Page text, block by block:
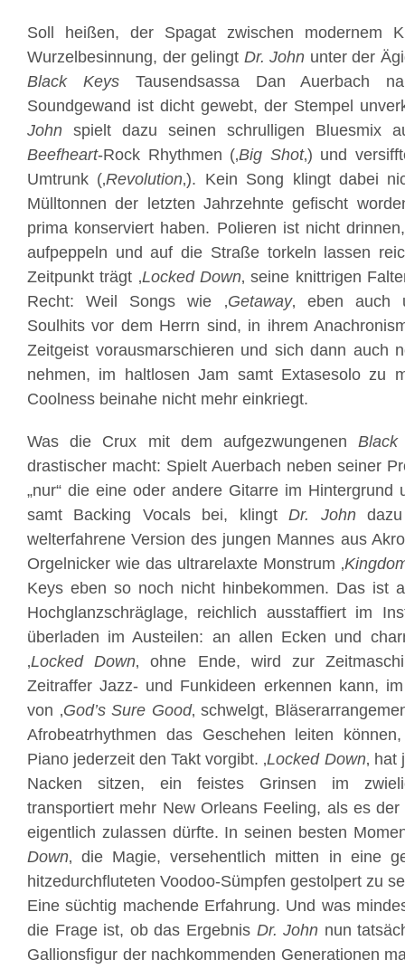
Soll heißen, der Spagat zwischen modernem
Wurzelbesinnung, der gelingt Dr. John unter der
Black KeysTausendsassa Dan Auerbach
Soundgewand ist dicht gewebt, der Stempel
John spielt dazu seinen schrulligen Bluesmix
Beefheart-Rock Rhythmen (‚Big Shot‚) und
Umtrunk (‚Revolution‚). Kein Song klingt dabei
Mülltonnen der letzten Jahrzehnte gefischt
prima konserviert haben. Polieren ist nicht
aufpeppeln und auf die Straße torkeln lassen
Zeitpunkt trägt ‚Locked Down‚ seine knittrigen
Recht: Weil Songs wie ‚Getaway‚ eben auch
Soulhits vor dem Herrn sind, in ihrem
Zeitgeist vorausmarschieren und sich dann auch
nehmen, im haltlosen Jam samt Extasesolo zu
Coolness beinahe nicht mehr einkriegt.
Was die Crux mit dem aufgezwungenen
drastischer macht: Spielt Auerbach neben seiner
„nur“ die eine oder andere Gitarre im Hintergrund
samt Backing Vocals bei, klingtDr. Johndazu
welterfahrene Version des jungen Mannes aus
Orgelnicker wie das ultrarelaxte Monstrum ‚
Keys eben so noch nicht hinbekommen. Das ist
Hochglanzschräglage, reichlich ausstaffiert im
überladen im Austeilen: an allen Ecken und
‚Locked Down‚ ohne Ende, wird zur
Zeitraffer Jazz- und Funkideen erkennen kann,
von ‚God’s Sure Good‚ schwelgt,
Afrobeatrhythmen das Geschehen leiten
Piano jederzeit den Takt vorgibt. ‚Locked Down‚ hat
Nacken sitzen, ein feistes Grinsen im
transportiert mehr New Orleans Feeling, als es
eigentlich zulassen dürfte. In seinen besten
Down‚ die Magie, versehentlich mitten in eine
hitzedurchfluteten Voodoo-Sümpfen gestolpert zu
Eine süchtig machende Erfahrung. Und was
die Frage ist, ob das Ergebnis Dr. John nun
Gallionsfigur der nachkommenden Generationen